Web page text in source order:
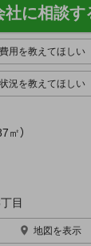
社に相談す
用を教えてほしい
況を教えてほしい
㎡）
目
地図を表示